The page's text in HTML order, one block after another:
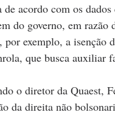
de acordo com os
do governo, em razão
por exemplo, a isenção
que busca auxiliar
o diretor da Quaest,
da direita não